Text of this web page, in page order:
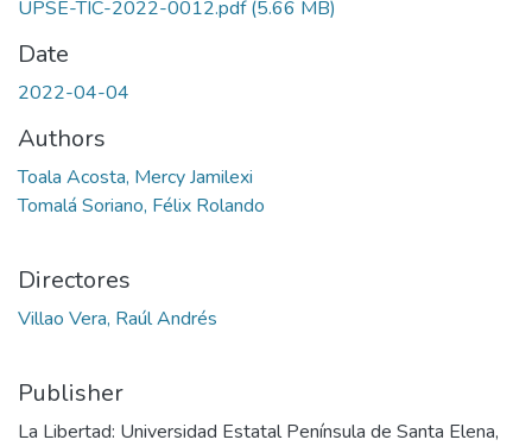
UPSE-TIC-2022-0012.pdf(5.66 MB)
Date
2022-04-04
Authors
Toala Acosta, Mercy Jamilexi
Tomalá Soriano, Félix Rolando
Directores
Villao Vera, Raúl Andrés
Publisher
La Libertad: Universidad Estatal Península de Santa Elena,